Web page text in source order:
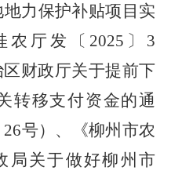
力保护补贴项目实
农厅发〔 2025 〕 3
区财政厅关于提前下
转移支付资金的通
26号）、
《柳州市农
局关于做好柳州市